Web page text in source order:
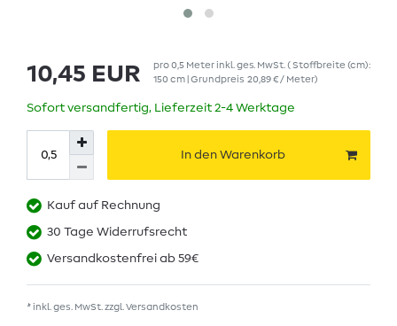
10,45 EUR pro0,5 Meter inkl. ges. MwSt.( Stoffbreite (cm):
150 cm | Grundpreis 20,89 € / Meter)
Sofort versandfertig, Lieferzeit 2-4 Werktage
In den Warenkorb
Kauf auf Rechnung
30 Tage Widerrufsrecht
Versandkostenfrei ab 59€
* inkl. ges. MwSt. zzgl.Versandkosten